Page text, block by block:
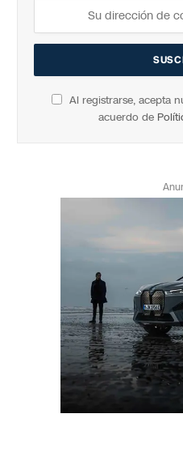
Al registrarse, acepta
acuerdo de